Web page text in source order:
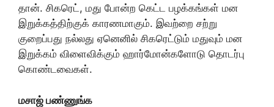
தான். சிகரெட், மது போன்ற கெட்ட பழக்கங்கள் மன
இறுக்கத்திற்குக் காரணமாகும். இவற்றை சற்று
குறைப்பது நல்லது ஏனெனில் சிகரெட்டும் மதுவும் மன
இறுக்கம் விளைவிக்கும் ஹார்மோன்களோடு தொடர்பு
கொண்டவைகள்.
மசாஜ் பண்ணுங்க